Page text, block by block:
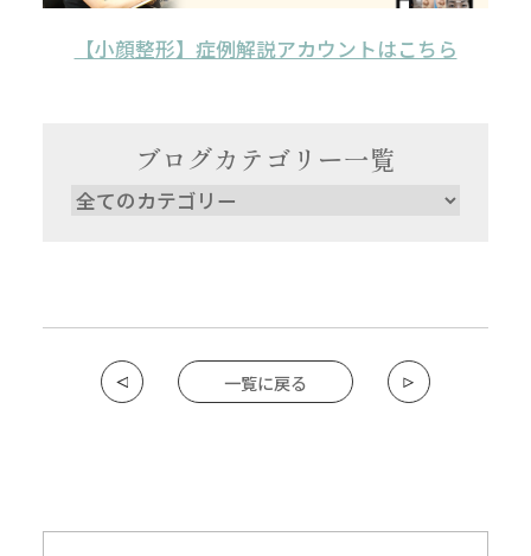
【小顔整形】症例解説アカウントはこちら
ブログカテゴリー一覧
一覧に戻る